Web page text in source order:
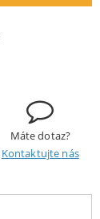
Máte dotaz?
Kontaktujte nás